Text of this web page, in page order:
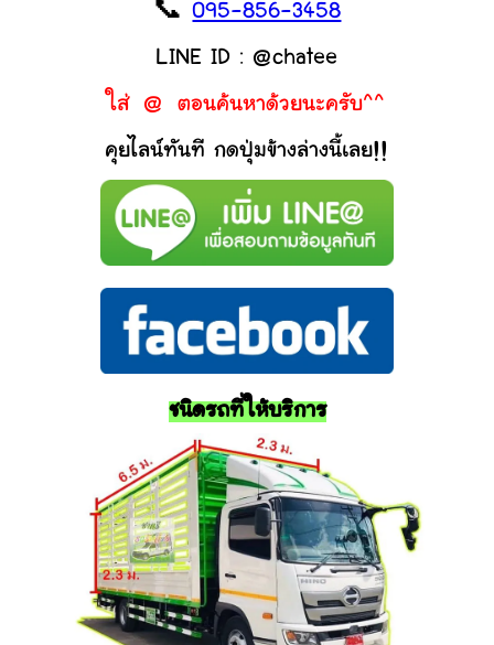
📞095-856-3458
LINE ID : @chatee
ใส่ @ ตอนค้นหาด้วยนะครับ^^
คุยไลน์ทันที กดปุ่มข้างล่างนี้เลย!!
ชนิดรถที่ให้บริการ